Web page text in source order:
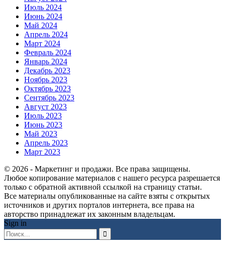
Июль 2024
Июнь 2024
Май 2024
Апрель 2024
Март 2024
Февраль 2024
Январь 2024
Декабрь 2023
Ноябрь 2023
Октябрь 2023
Сентябрь 2023
Август 2023
Июль 2023
Июнь 2023
Май 2023
Апрель 2023
Март 2023
© 2026 - Маркетинг и продажи. Все права защищены.
Любое копирование материалов с нашего ресурса разрешается
только с обратной активной ссылкой на страницу статьи.
Все материалы опубликованные на сайте взяты с открытых
источников и других порталов интернета, все права на
авторство принадлежат их законным владельцам.
Sign in